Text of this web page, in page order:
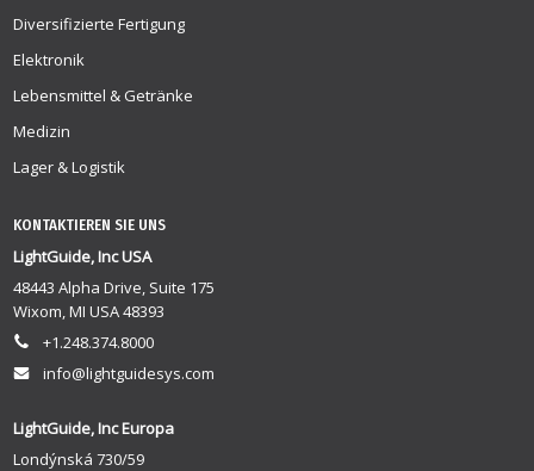
Diversifizierte Fertigung
Elektronik
Lebensmittel & Getränke
Medizin
Lager & Logistik
KONTAKTIEREN SIE UNS
LightGuide, Inc USA
48443 Alpha Drive, Suite 175
Wixom, MI USA 48393
+1.248.374.8000
info@lightguidesys.com
LightGuide, Inc Europa
Londýnská 730/59